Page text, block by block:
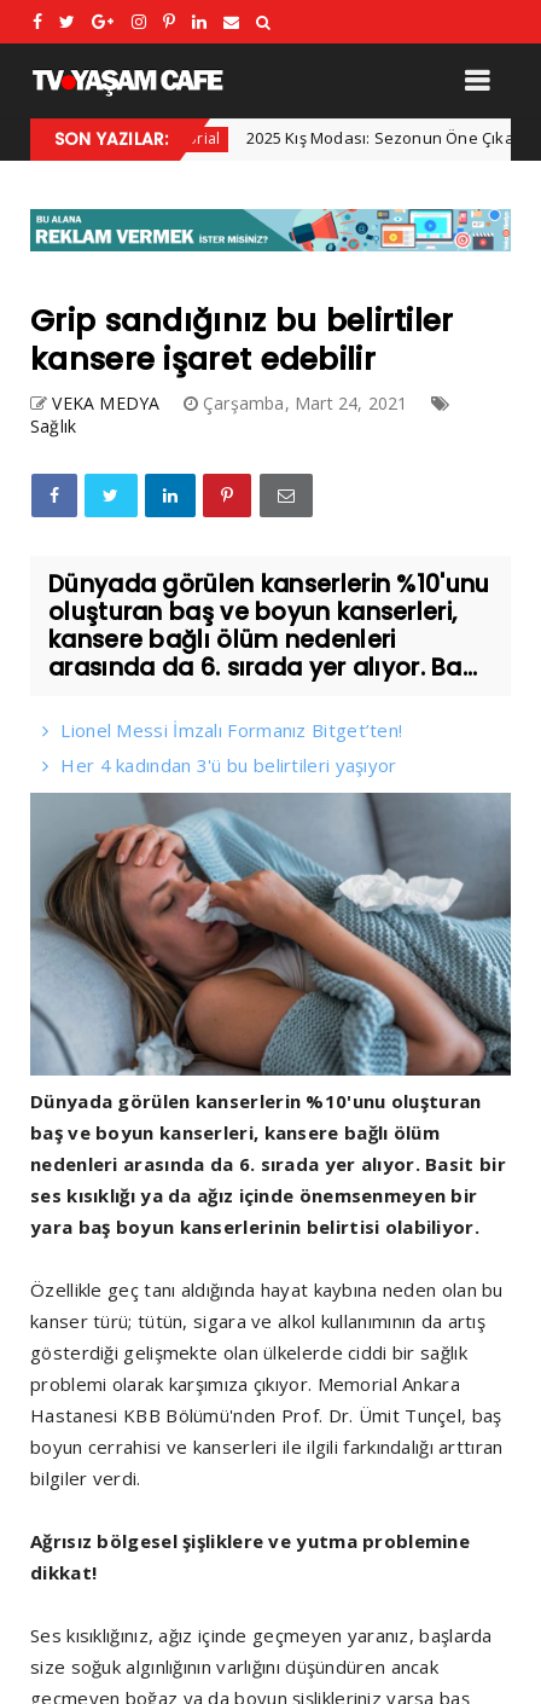
SON YAZILAR:
Advertorial 2025 Kış Modası: Sezonun Öne Çıkan
Grip sandığınız bu belirtiler
kansere işaret edebilir
VEKA MEDYA
Çarşamba, Mart 24, 2021
Sağlık
Dünyada görülen kanserlerin %10'unu
oluşturan baş ve boyun kanserleri,
kansere bağlı ölüm nedenleri
arasında da 6. sırada yer alıyor. Ba...
Lionel Messi İmzalı Formanız Bitget’ten!
Her 4 kadından 3'ü bu belirtileri yaşıyor
Dünyada görülen kanserlerin %10'unu oluşturan
baş ve boyun kanserleri, kansere bağlı ölüm
nedenleri arasında da 6. sırada yer alıyor. Basit bir
ses kısıklığı ya da ağız içinde önemsenmeyen bir
yara baş boyun kanserlerinin belirtisi olabiliyor.
Özellikle geç tanı aldığında hayat kaybına neden olan bu
kanser türü; tütün, sigara ve alkol kullanımının da artış
gösterdiği gelişmekte olan ülkelerde ciddi bir sağlık
problemi olarak karşımıza çıkıyor. Memorial Ankara
Hastanesi KBB Bölümü'nden Prof. Dr. Ümit Tunçel, baş
boyun cerrahisi ve kanserleri ile ilgili farkındalığı arttıran
bilgiler verdi.
Ağrısız bölgesel şişliklere ve yutma problemine
dikkat!
Ses kısıklığınız, ağız içinde geçmeyen yaranız, başlarda
size soğuk algınlığının varlığını düşündüren ancak
geçmeyen boğaz ya da boyun şişlikleriniz varsa baş